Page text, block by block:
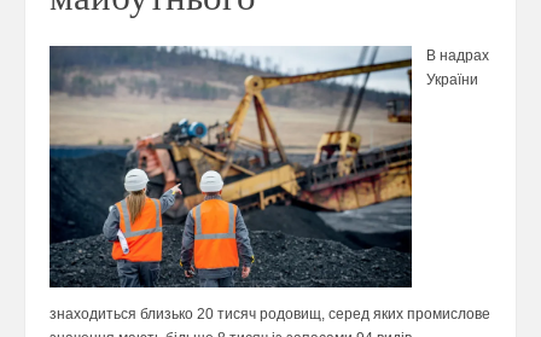
В надрах
України
знаходиться близько 20 тисяч родовищ, серед яких промислове